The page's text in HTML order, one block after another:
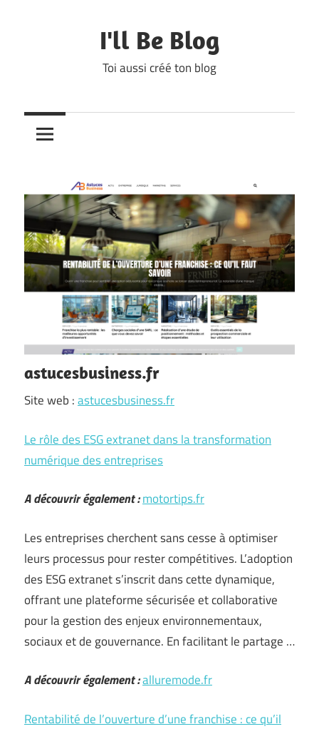
I'll Be Blog
Toi aussi créé ton blog
astucesbusiness.fr
Site web :astucesbusiness.fr
Le rôle des ESG extranet dans la transformation
numérique des entreprises
A découvrir également :motortips.fr
Les entreprises cherchent sans cesse à optimiser
leurs processus pour rester compétitives. L’adoption
des ESG extranet s’inscrit dans cette dynamique,
offrant une plateforme sécurisée et collaborative
pour la gestion des enjeux environnementaux,
sociaux et de gouvernance. En facilitant le partage …
A découvrir également :alluremode.fr
Rentabilité de l’ouverture d’une franchise : ce qu’il